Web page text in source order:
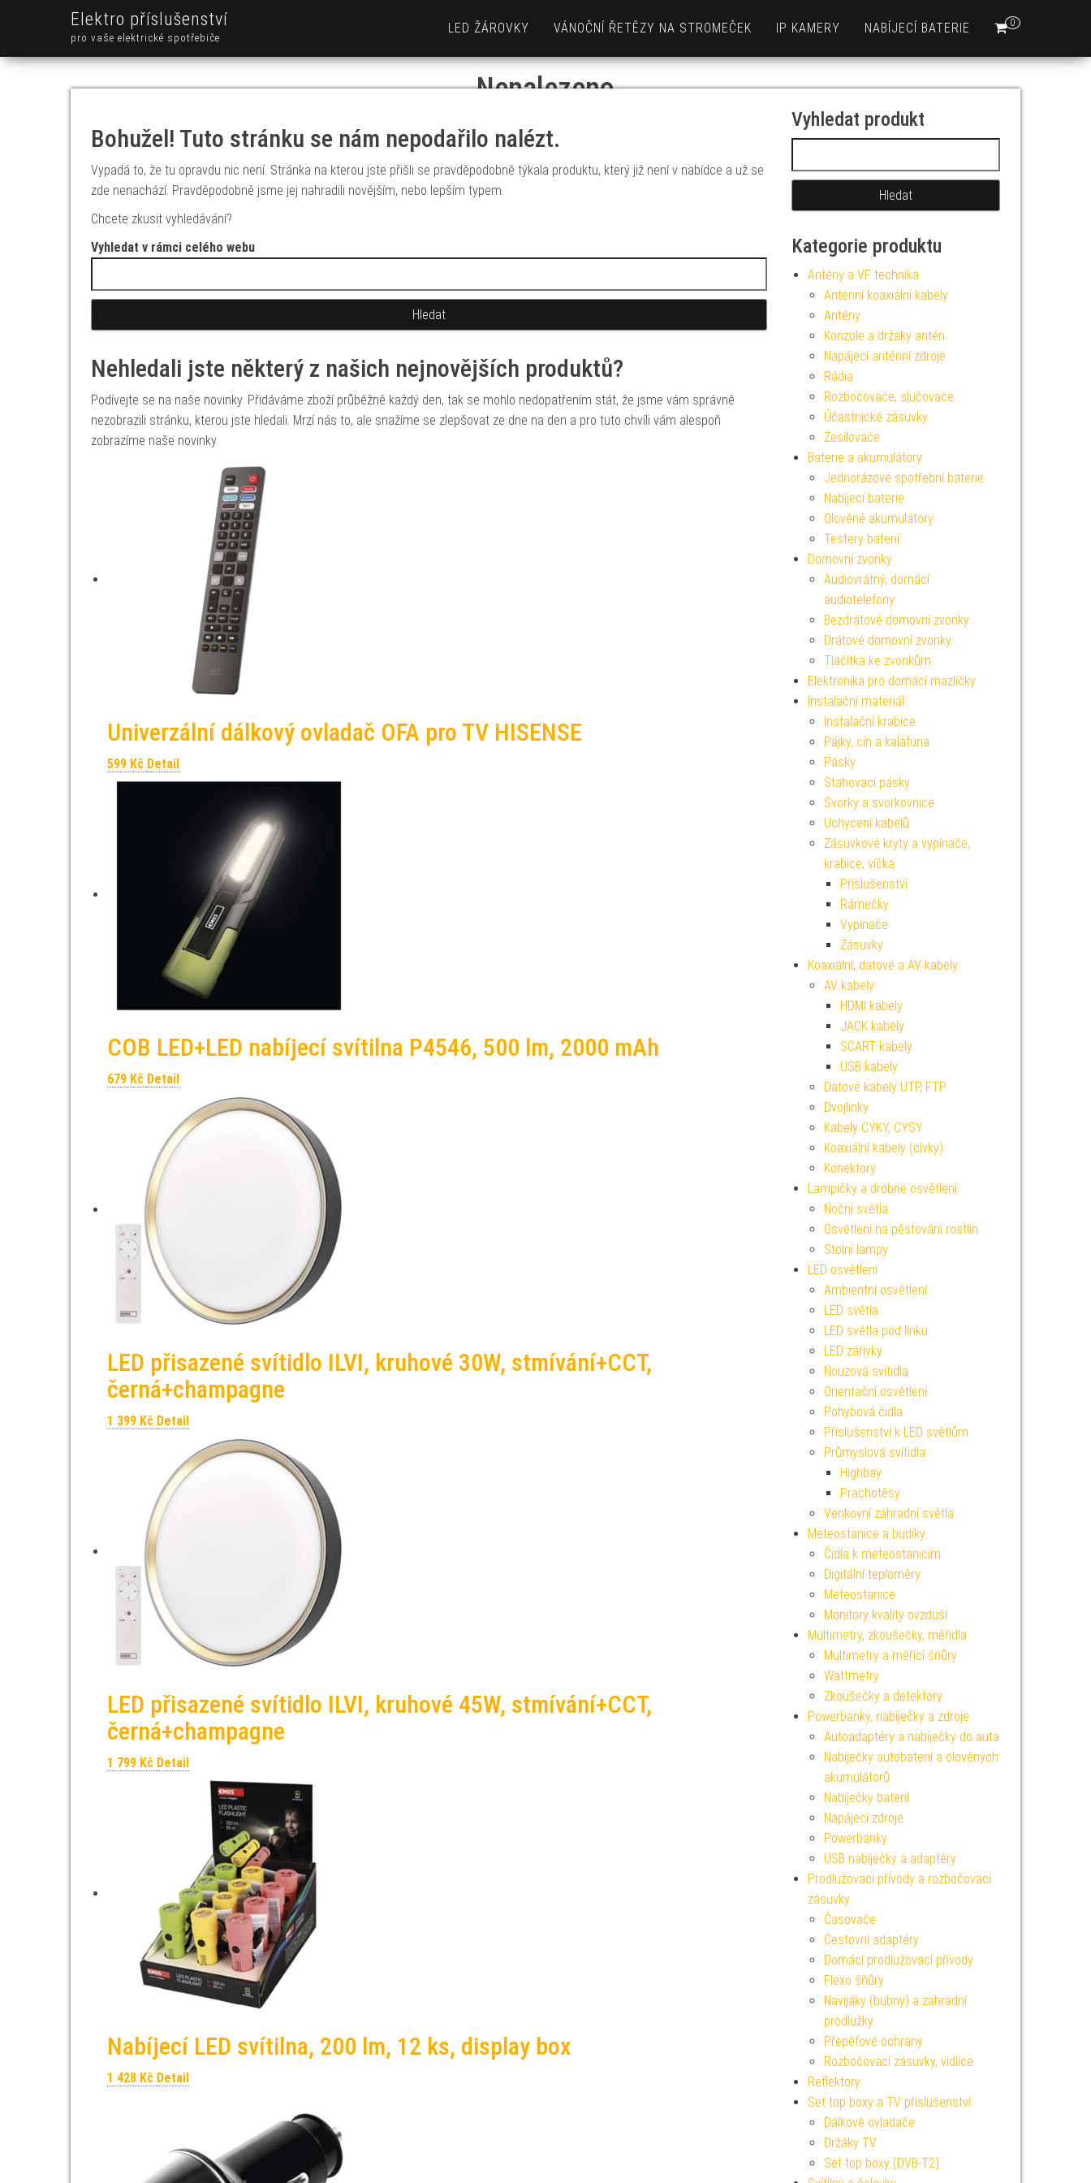
Elektro příslušenství
pro vaše elektrické spotřebiče
0
LED ŽÁROVKY VÁNOČNÍ ŘETĚZY NA STROMEČEK IP KAMERY NABÍJECÍ BATERIE
Nenalezeno
Bohužel! Tuto stránku se nám nepodařilo nalézt.
Vypadá to, že tu opravdu nic není. Stránka na kterou jste přišli se pravděpodobně týkala produktu, který již není v nabídce a už se
zde nenachází. Pravděpodobně jsme jej nahradili novějším, nebo lepším typem.
Chcete zkusit vyhledávání?
Vyhledat v rámci celého webu
Nehledali jste některý z našich nejnovějších produktů?
Podívejte se na naše novinky. Přidáváme zboží průběžně každý den, tak se mohlo nedopatřením stát, že jsme vám správně
nezobrazili stránku, kterou jste hledali. Mrzí nás to, ale snažíme se zlepšovat ze dne na den a pro tuto chvíli vám alespoň
zobrazíme naše novinky.
Univerzální dálkový ovladač OFA pro TV HISENSE
599 Kč Detail
COB LED+LED nabíjecí svítilna P4546, 500 lm, 2000 mAh
679 Kč Detail
LED přisazené svítidlo ILVI, kruhové 30W, stmívání+CCT,
černá+champagne
1 399 Kč Detail
LED přisazené svítidlo ILVI, kruhové 45W, stmívání+CCT,
černá+champagne
1 799 Kč Detail
Nabíjecí LED svítilna, 200 lm, 12 ks, display box
1 428 Kč Detail
Vyhledat produkt
Kategorie produktu
Antény a VF technika
Anténní koaxiální kabely
Antény
Konzole a držáky antén
Napájecí anténní zdroje
Rádia
Rozbočovače, slučovače
Účastnické zásuvky
Zesilovače
Baterie a akumulátory
Jednorázové spotřební baterie
Nabíjecí baterie
Olověné akumulátory
Testery baterií
Domovní zvonky
Audiovrátný, domácí
audiotelefony
Bezdrátové domovní zvonky
Drátové domovní zvonky
Tlačítka ke zvonkům
Elektronika pro domácí mazlíčky
Instalační materiál
Instalační krabice
Pájky, cín a kalafuna
Pásky
Stahovací pásky
Svorky a svorkovnice
Uchycení kabelů
Zásuvkové kryty a vypínače,
krabice, víčka
Příslušenství
Rámečky
Vypínače
Zásuvky
Koaxiální, datové a AV kabely
AV kabely
HDMI kabely
JACK kabely
SCART kabely
USB kabely
Datové kabely UTP, FTP
Dvojlinky
Kabely CYKY, CYSY
Koaxiální kabely (cívky)
Konektory
Lampičky a drobné osvětlení
Noční světla
Osvětlení na pěstování rostlin
Stolní lampy
LED osvětlení
Ambientní osvětlení
LED světla
LED světla pod linku
LED zářivky
Nouzová svítidla
Orientační osvětlení
Pohybová čidla
Příslušenství k LED světlům
Průmyslová svítidla
Highbay
Prachotěsy
Venkovní zahradní světla
Meteostanice a budíky
Čidla k meteostanicím
Digitální teploměry
Meteostanice
Monitory kvality ovzduší
Multimetry, zkoušečky, měřidla
Multimetry a měřící šňůry
Wattmetry
Zkoušečky a detektory
Powerbanky, nabíječky a zdroje
Autoadaptéry a nabíječky do auta
Nabíječky autobaterií a olověných
akumulátorů
Nabíječky baterií
Napájecí zdroje
Powerbanky
USB nabíječky a adaptéry
Prodlužovací přívody a rozbočovací
zásuvky
Časovače
Cestovní adaptéry
Domácí prodlužovací přívody
Flexo šňůry
Navijáky (bubny) a zahradní
prodlužky
Přepěťové ochrany
Rozbočovací zásuvky, vidlice
Reflektory
Set top boxy a TV příslušenství
Dálkové ovladače
Držáky TV
Set top boxy (DVB-T2)